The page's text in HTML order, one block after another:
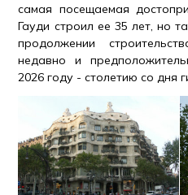
самая посещаемая
Гауди строил ее 35 лет, но
продолжении
недавно и
2026 году - столетию со дня